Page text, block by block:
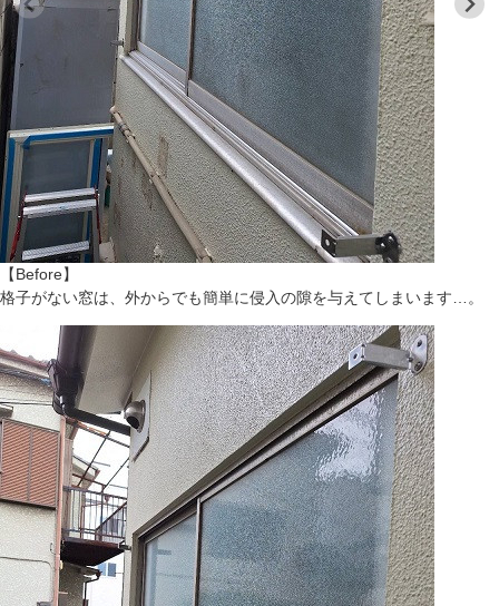
【Before】
格子がない窓は、外からでも簡単に侵入の隙を与えてしまいます…。